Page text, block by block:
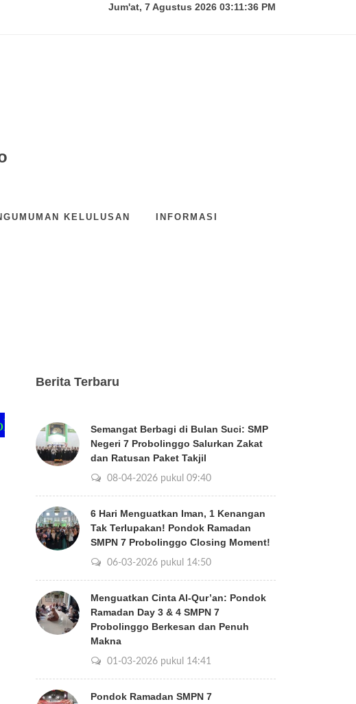
Jum'at, 7 Agustus 2026 03:11:36 PM
KELULUSAN INFORMASI
Berita Terbaru
Semangat Berbagi di Bulan Suci: SMP
Negeri 7 Probolinggo Salurkan Zakat
dan Ratusan Paket Takjil
08-04-2026 pukul 09:40
6 Hari Menguatkan Iman, 1 Kenangan
Tak Terlupakan! Pondok Ramadan
SMPN 7 Probolinggo Closing Moment!
06-03-2026 pukul 14:50
Menguatkan Cinta Al-Qur’an: Pondok
Ramadan Day 3 & 4 SMPN 7
Probolinggo Berkesan dan Penuh
Makna
01-03-2026 pukul 14:41
Pondok Ramadan SMPN 7